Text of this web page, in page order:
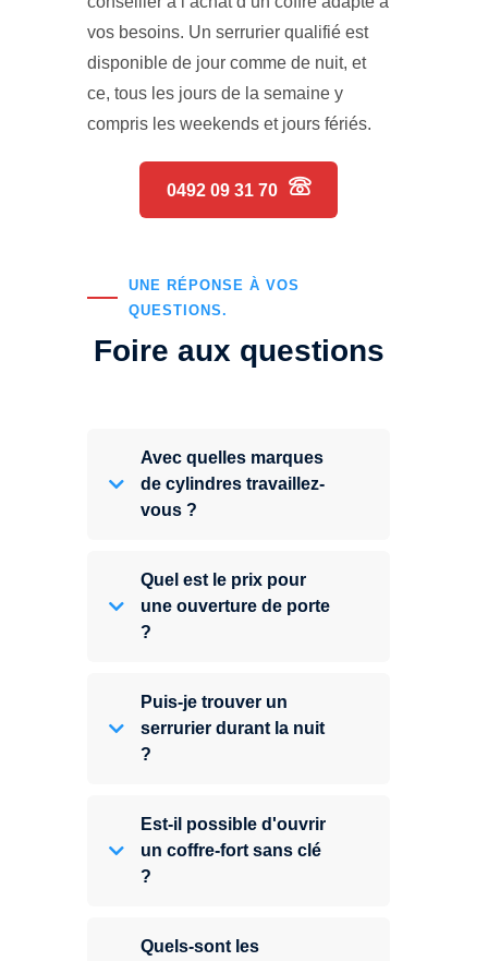
vos besoins. Un serrurier qualifié est
disponible de jour comme de nuit, et
ce, tous les jours de la semaine y
compris les weekends et jours fériés.
0492 09 31 70
UNE RÉPONSE À VOS
QUESTIONS.
Foire aux questions
Avec quelles marques
de cylindres travaillez-
vous ?
Quel est le prix pour
une ouverture de porte
?
Puis-je trouver un
serrurier durant la nuit
?
Est-il possible d'ouvrir
un coffre-fort sans clé
?
Quels-sont les